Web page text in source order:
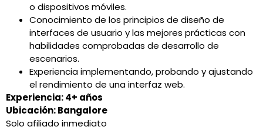
o dispositivos móviles.
Conocimiento de los principios de diseño de
interfaces de usuario y las mejores prácticas con
habilidades comprobadas de desarrollo de
escenarios.
Experiencia implementando, probando y ajustando
el rendimiento de una interfaz web.
Experiencia: 4+ años
Ubicación: Bangalore
Solo afiliado inmediato